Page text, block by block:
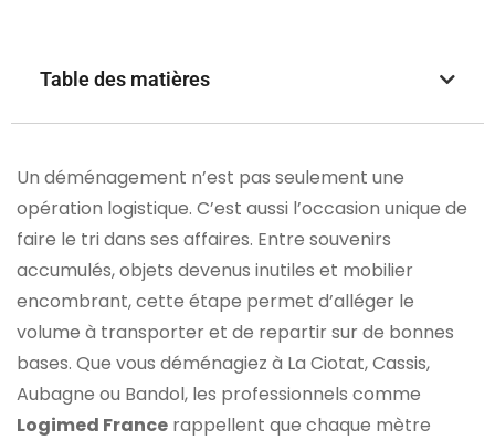
Table des matières
Un déménagement n’est pas seulement une
opération logistique. C’est aussi l’occasion unique de
faire le tri dans ses affaires. Entre souvenirs
accumulés, objets devenus inutiles et mobilier
encombrant, cette étape permet d’alléger le
volume à transporter et de repartir sur de bonnes
bases. Que vous déménagiez à La Ciotat, Cassis,
Aubagne ou Bandol, les professionnels comme
Logimed France rappellent que chaque mètre